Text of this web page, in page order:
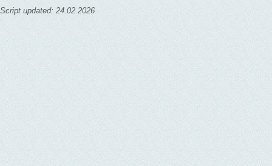
Script updated: 24.02.2026